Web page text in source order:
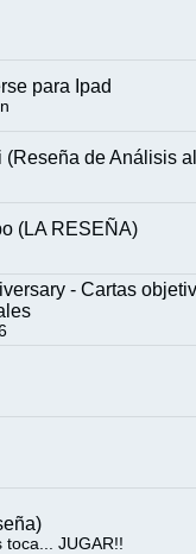
para Ipad
(Reseña de Análisis
(LA RESEÑA)
- Cartas
toca... JUGAR!!